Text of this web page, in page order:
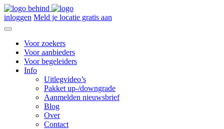
inloggen Meld je locatie gratis aan
Voor zoekers
Voor aanbieders
Voor begeleiders
Info
Uitlegvideo’s
Pakket up-/downgrade
Aanmelden nieuwsbrief
Blog
Over
Contact